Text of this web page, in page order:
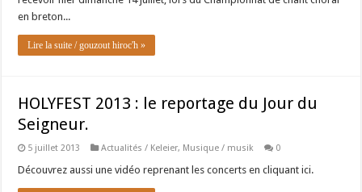
en breton...
Lire la suite / gouzout hiroc'h »
HOLYFEST 2013 : le reportage du Jour du
Seigneur.
5 juillet 2013 Actualités / Keleier, Musique / musik 0
Découvrez aussi une vidéo reprenant les concerts en cliquant ici.